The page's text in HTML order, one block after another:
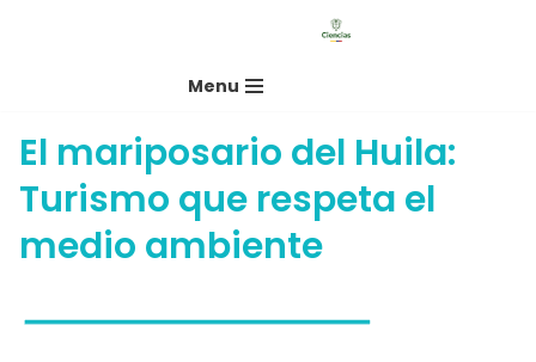
Menu
El mariposario del Huila:
Turismo que respeta el
medio ambiente